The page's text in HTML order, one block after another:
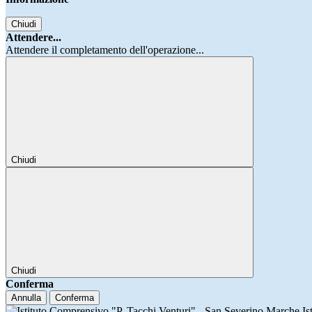
Chiudi
Attendere...
Attendere il completamento dell'operazione...
Chiudi
Chiudi
Conferma
Annulla Conferma